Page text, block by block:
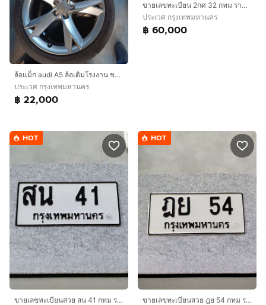
ล้อแม็ก audi A5 ล้อเดิมโรงงาน ขอบ 19 พร้อมยาง 255 35 19 สภาพสวย ถอดตั้งแต่ป้ายแดง ราคา 4 ชุด 22,000 ติดต่อ 0816114094
ประเวศ กรุงเทพมหานคร
฿ 22,000
ขายเลขทะเบียน 2กศ 32 กทม ราคา 60,000.- สนใจติดต่อ 0986545361
ประเวศ กรุงเทพมหานคร
฿ 60,000
HOT
ขายเลขทะเบียนสวย สน 41 กทม ราคา 165,000.- สนใจติดต่อ 0986545361
HOT
ขายเลขทะเบียนสวย ฎย 54 กทม ราคา 265,000.- สนใจติดต่อ 0986545361